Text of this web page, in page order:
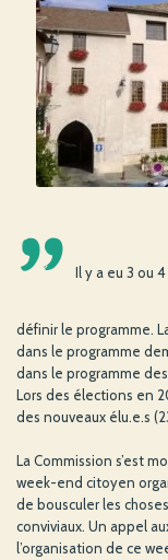
' Il y a eu 3 ou
définir le programme.
dans le programme
dans le programme
Lors des élections en
des nouveaux élu.e.s
La Commission s’est
week-end citoyen
de bousculer les
conviviaux. Un appel
l’organisation de ce